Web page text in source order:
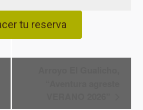
tu reserva